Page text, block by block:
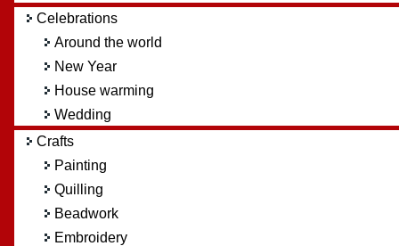
Celebrations
Around the world
New Year
House warming
Wedding
Crafts
Painting
Quilling
Beadwork
Embroidery